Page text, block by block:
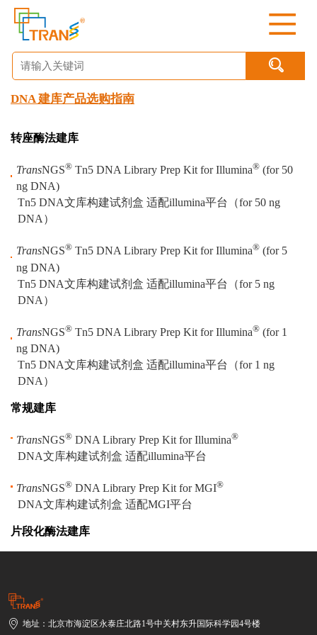

DNA 建库产品选购指南
转座酶法建库
TransNGS® Tn5 DNA Library Prep Kit for Illumina® (for 50
ng DNA)
Tn5 DNA文库构建试剂盒 适配illumina平台（for 50 ng
DNA）
TransNGS® Tn5 DNA Library Prep Kit for Illumina® (for 5
ng DNA)
Tn5 DNA文库构建试剂盒 适配illumina平台（for 5 ng
DNA）
TransNGS® Tn5 DNA Library Prep Kit for Illumina® (for 1
ng DNA)
Tn5 DNA文库构建试剂盒 适配illumina平台（for 1 ng
DNA）
常规建库
TransNGS® DNA Library Prep Kit for Illumina®
DNA文库构建试剂盒 适配illumina平台
TransNGS® DNA Library Prep Kit for MGI®
DNA文库构建试剂盒 适配MGI平台
片段化酶法建库
地址：北京市海淀区永泰庄北路1号中关村东升国际科学园4号楼